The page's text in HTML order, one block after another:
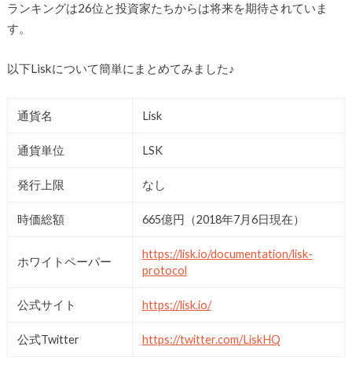
ランキングは26位と投資家たちからは将来を期待されていま
す。
以下Liskについて簡単にまとめてみました♪
通貨名 Lisk
通貨単位 LSK
発行上限 なし
時価総額 665億円（2018年7月6日現在）
ホワイトペーパー
https://lisk.io/documentation/lisk-
protocol
公式サイト https://lisk.io/
公式Twitter https://twitter.com/LiskHQ